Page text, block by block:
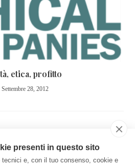
etica, profitto
Settembre 28, 2012
presenti in questo sito
e, con il tuo consenso, cookie e